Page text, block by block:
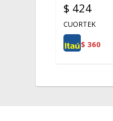
$ 424
CUORTEK
$ 360